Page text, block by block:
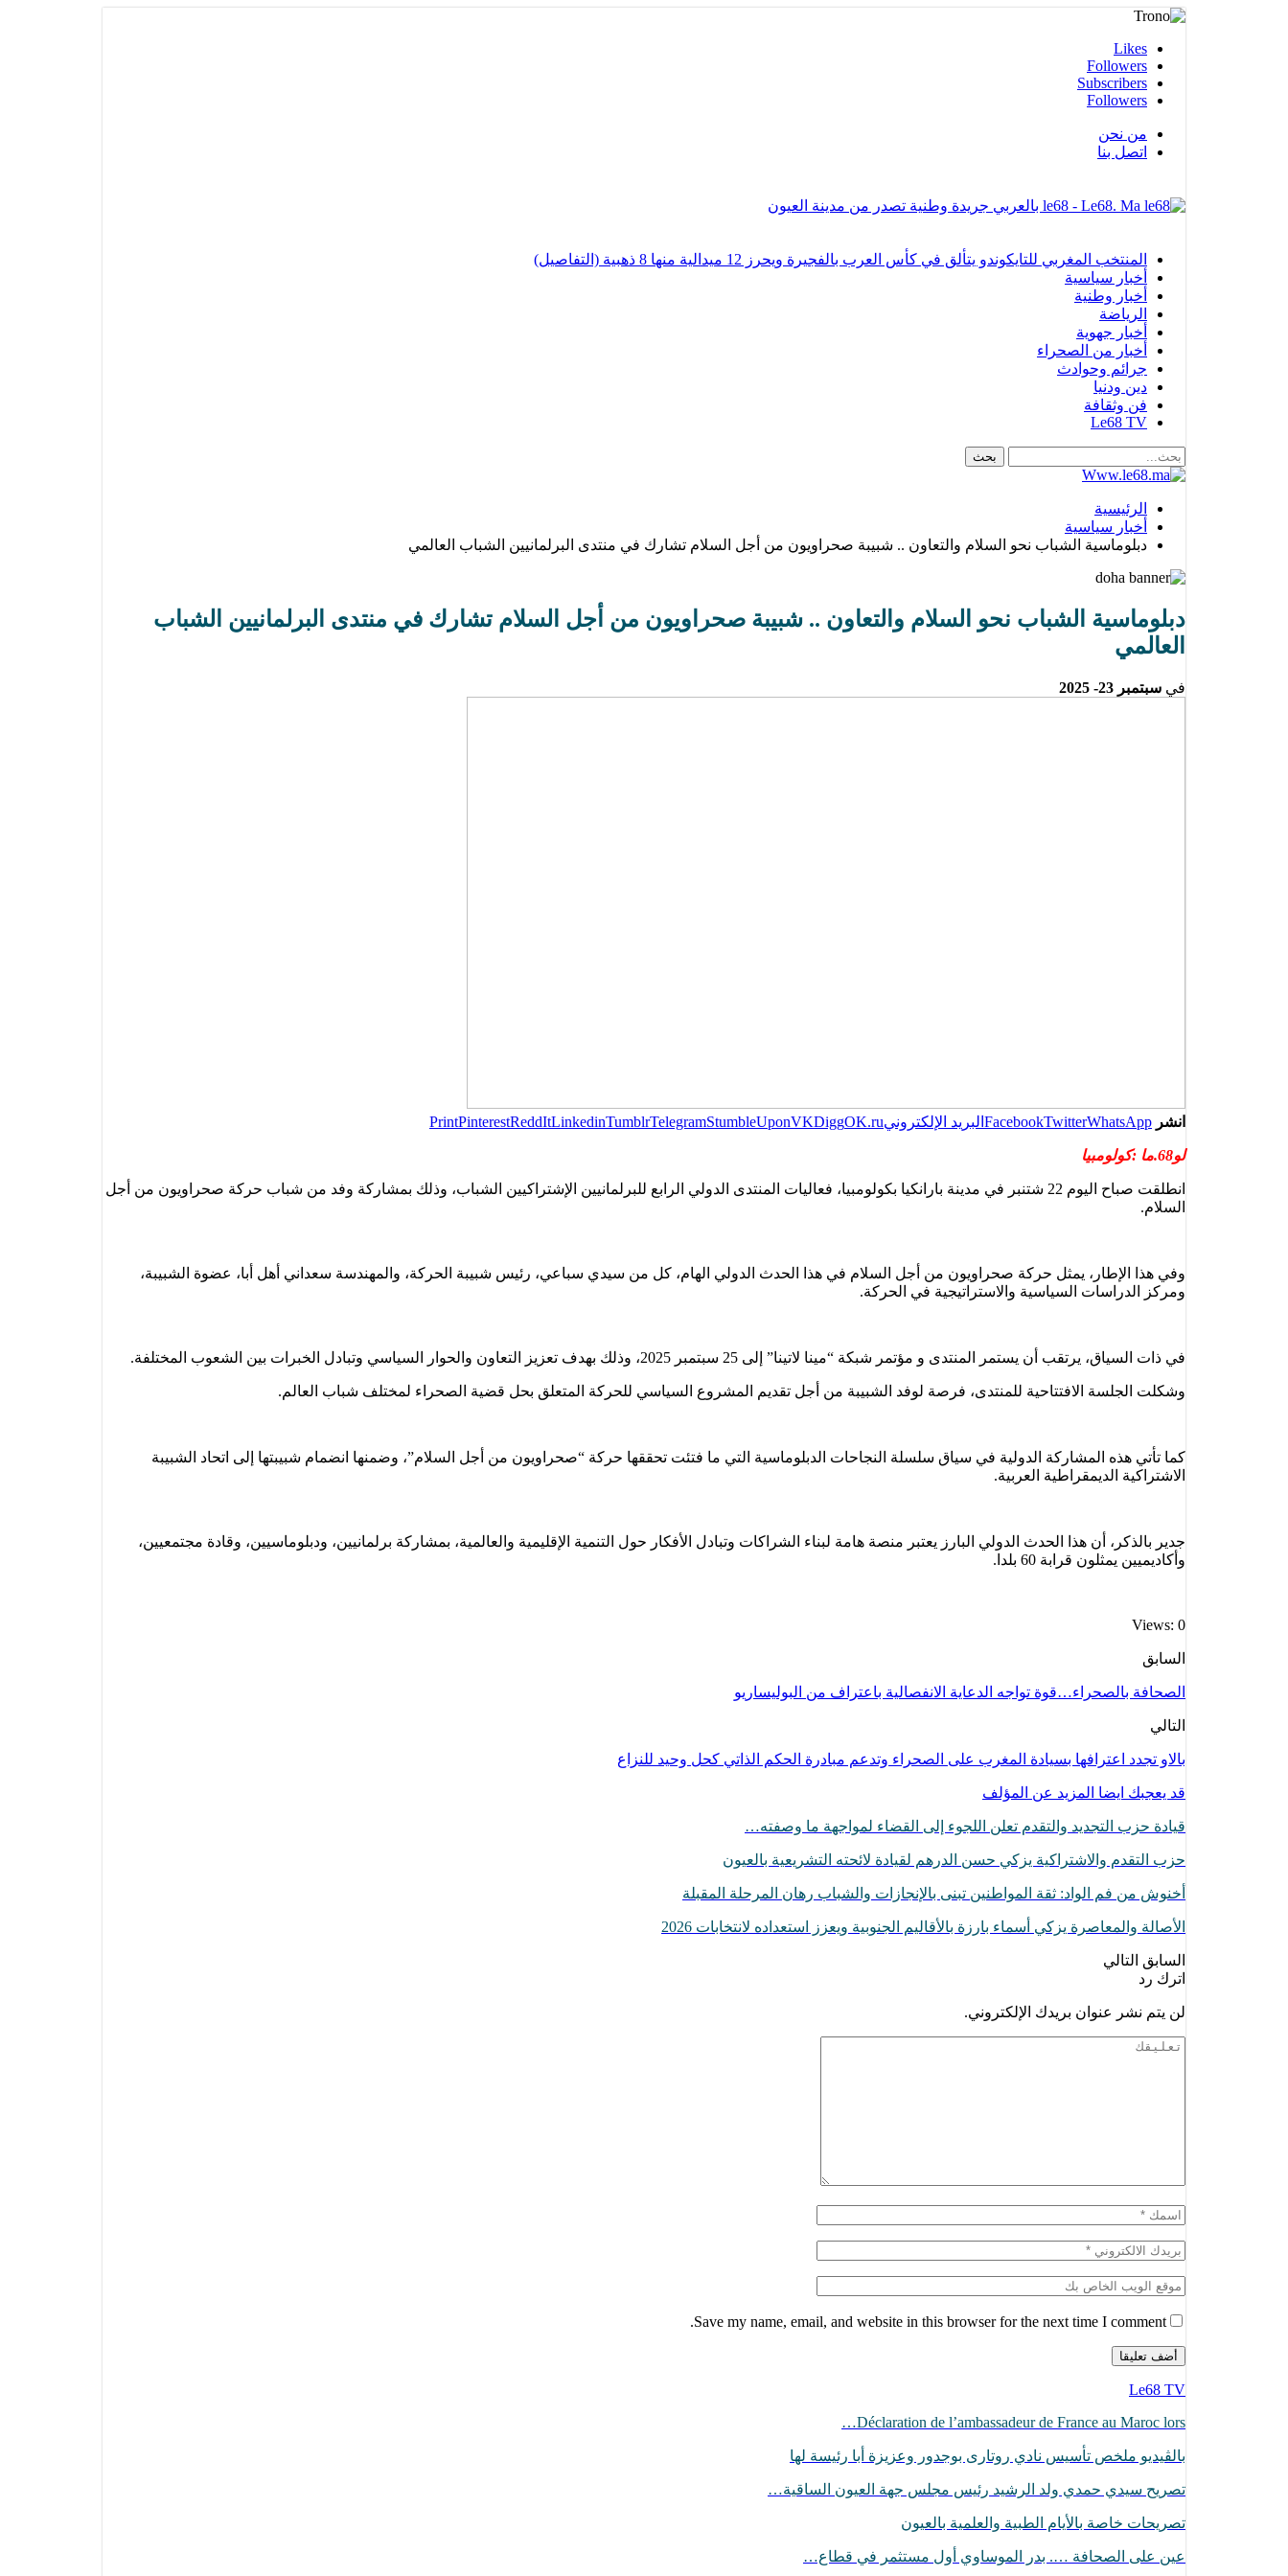
Likes
Followers
Subscribers
Followers
من نحن
اتصل بنا
le68 - Le68. Ma بالعربي جريدة وطنية تصدر من مدينة العيون
المنتخب المغربي للتايكوندو يتألق في كأس العرب بالفجيرة ويحرز 12 ميدالية منها 8 ذهبية (التفاصيل)
أخبار سياسية
أخبار وطنية
الرياضة
أخبار جهوية
أخبار من الصحراء
جرائم وحوادث
دين ودنيا
فن وثقافة
Le68 TV
الرئيسية
أخبار سياسية
دبلوماسية الشباب نحو السلام والتعاون .. شبيبة صحراويون من أجل السلام تشارك في منتدى البرلمانيين الشباب العالمي
دبلوماسية الشباب نحو السلام والتعاون .. شبيبة صحراويون من أجل السلام تشارك في منتدى البرلمانيين الشباب
العالمي
في سبتمبر 23- 2025
انشر FacebookTwitterWhatsApp البريد الإلكتروني PrintPinterestReddItLinkedinTumblrTelegramStumbleUponVKDiggOK.ru
لو68.ما :كولومبيا
انطلقت صباح اليوم 22 شتنبر في مدينة بارانكيا بكولومبيا، فعاليات المنتدى الدولي الرابع للبرلمانيين الإشتراكيين الشباب، وذلك بمشاركة وفد من شباب حركة صحراويون من أجل
السلام.
وفي هذا الإطار، يمثل حركة صحراويون من أجل السلام في هذا الحدث الدولي الهام، كل من سيدي سباعي، رئيس شبيبة الحركة، والمهندسة سعداني أهل أبا، عضوة الشبيبة،
ومركز الدراسات السياسية والاستراتيجية في الحركة.
في ذات السياق، يرتقب أن يستمر المنتدى و مؤتمر شبكة “مينا لاتينا” إلى 25 سبتمبر 2025، وذلك بهدف تعزيز التعاون والحوار السياسي وتبادل الخبرات بين الشعوب المختلفة.
وشكلت الجلسة الافتتاحية للمنتدى، فرصة لوفد الشبيبة من أجل تقديم المشروع السياسي للحركة المتعلق بحل قضية الصحراء لمختلف شباب العالم.
كما تأتي هذه المشاركة الدولية في سياق سلسلة النجاحات الدبلوماسية التي ما فتئت تحققها حركة “صحراويون من أجل السلام”، وضمنها انضمام شبيبتها إلى اتحاد الشبيبة
الاشتراكية الديمقراطية العربية.
جدير بالذكر، أن هذا الحدث الدولي البارز يعتبر منصة هامة لبناء الشراكات وتبادل الأفكار حول التنمية الإقليمية والعالمية، بمشاركة برلمانيين، ودبلوماسيين، وقادة مجتمعيين،
وأكاديميين يمثلون قرابة 60 بلدا.
Views: 0
السابق
الصحافة بالصحراء…قوة تواجه الدعاية الانفصالية باعتراف من البوليساريو
التالي
بالاو تجدد اعترافها بسيادة المغرب على الصحراء وتدعم مبادرة الحكم الذاتي كحل وحيد للنزاع
قد يعجبك ايضا المزيد عن المؤلف
قيادة حزب التجديد والتقدم تعلن اللجوء إلى القضاء لمواجهة ما وصفته…
حزب التقدم والاشتراكية يزكي حسن الدرهم لقيادة لائحته التشريعية بالعيون
أخنوش من فم الواد: ثقة المواطنين تبنى بالإنجازات والشباب رهان المرحلة المقبلة
الأصالة والمعاصرة يزكي أسماء بارزة بالأقاليم الجنوبية ويعزز استعداده لانتخابات 2026
السابق التالي
اترك رد
لن يتم نشر عنوان بريدك الإلكتروني.
Save my name, email, and website in this browser for the next time I comment.
Le68 TV
Déclaration de l’ambassadeur de France au Maroc lors…
بالڨيديو ملخص تأسيس نادي روتارى بوجدور وعزيزة أبا رئيسة لها
تصريح سيدي حمدي ولد الرشيد رئيس مجلس جهة العيون الساقية…
تصريحات خاصة بالأيام الطبية والعلمية بالعيون
عين على الصحافة …. بدر الموساوي أول مستثمر في قطاع…